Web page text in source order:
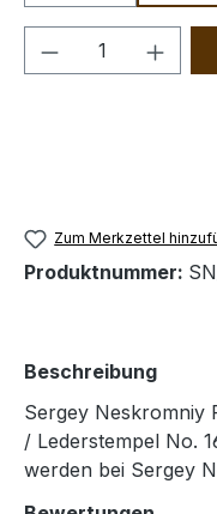
Produkt
Zum Merkzettel
Produktnummer:
Beschreibung
Sergey Neskromniy
/ Lederstempel No.
werden bei Sergey